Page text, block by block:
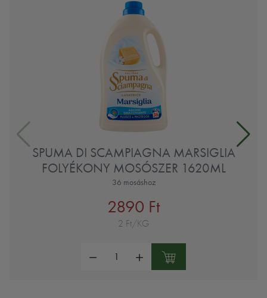
SPUMA DI SCAMPIAGNA MARSIGLIA
FOLYÉKONY MOSÓSZER 1620ML
36 mosáshoz
2890 Ft
2 Ft/KG